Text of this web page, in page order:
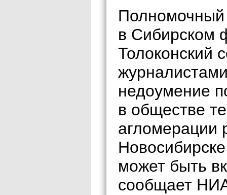
Полномочный
в Сибирском
Толоконский
недоумение
в обществе
агломерации
может быть
сообщает